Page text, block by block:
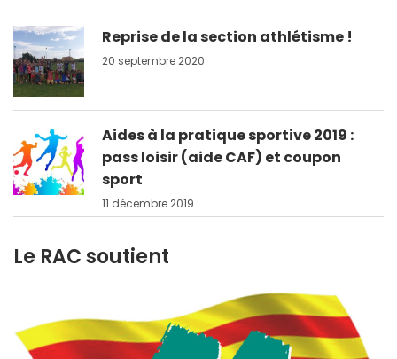
Reprise de la section athlétisme !
20 septembre 2020
Aides à la pratique sportive 2019 :
pass loisir (aide CAF) et coupon
sport
11 décembre 2019
Le RAC soutient